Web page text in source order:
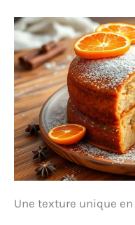
Une texture unique